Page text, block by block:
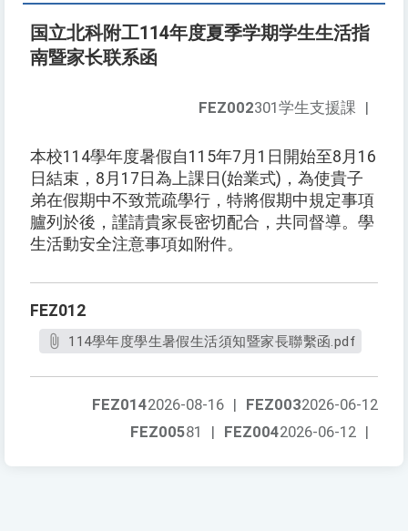
国立北科附工114年度夏季学期学生生活指
南暨家长联系函
FEZ002301学生支援課 |
本校114學年度暑假自115年7月1日開始至8月16
日結束，8月17日為上課日(始業式)，為使貴子
弟在假期中不致荒疏學行，特將假期中規定事項
臚列於後，謹請貴家長密切配合，共同督導。學
生活動安全注意事項如附件。
FEZ012
114學年度學生暑假生活須知暨家長聯繫函.pdf
FEZ0032026-06-12
FEZ0142026-08-16 |
FEZ0042026-06-12 |
FEZ00581 |